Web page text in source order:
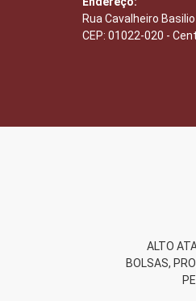
Rua Cavalheiro
CEP: 01022-020 -
ALTO
BOLSAS,